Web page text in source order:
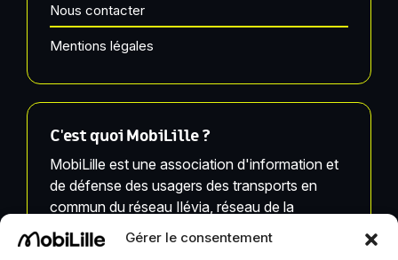
Gérer le consentement
Nous contacter
Mentions légales
C'est quoi MobiLille ?
MobiLille est une association d'information et
de défense des usagers des transports en
commun du réseau Ilévia, réseau de la
Métropole Européenne de Lille.